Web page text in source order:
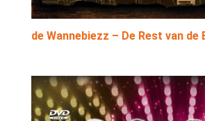
de Wannebiezz – De Rest van de